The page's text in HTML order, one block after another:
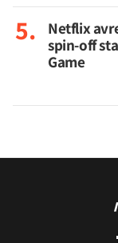
Netflix
spin-off
Game